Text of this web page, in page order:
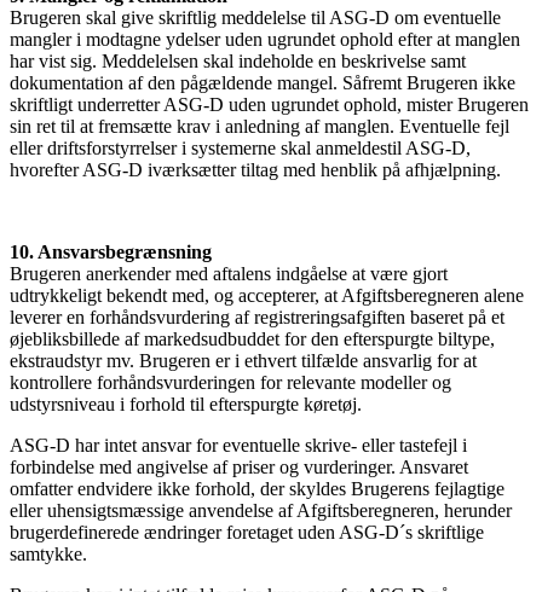
Brugeren skal give skriftlig meddelelse til ASG-D om eventuelle
mangler i modtagne ydelser uden ugrundet ophold efter at manglen
har vist sig. Meddelelsen skal indeholde en beskrivelse samt
dokumentation af den pågældende mangel. Såfremt Brugeren ikke
skriftligt underretter ASG-D uden ugrundet ophold, mister Brugeren
sin ret til at fremsætte krav i anledning af manglen. Eventuelle fejl
eller driftsforstyrrelser i systemerne skal anmeldestil ASG-D,
hvorefter ASG-D iværksætter tiltag med henblik på afhjælpning.
10. Ansvarsbegrænsning
Brugeren anerkender med aftalens indgåelse at være gjort
udtrykkeligt bekendt med, og accepterer, at Afgiftsberegneren alene
leverer en forhåndsvurdering af registreringsafgiften baseret på et
øjebliksbillede af markedsudbuddet for den efterspurgte biltype,
ekstraudstyr mv. Brugeren er i ethvert tilfælde ansvarlig for at
kontrollere forhåndsvurderingen for relevante modeller og
udstyrsniveau i forhold til efterspurgte køretøj.
ASG-D har intet ansvar for eventuelle skrive- eller tastefejl i
forbindelse med angivelse af priser og vurderinger. Ansvaret
omfatter endvidere ikke forhold, der skyldes Brugerens fejlagtige
eller uhensigtsmæssige anvendelse af Afgiftsberegneren, herunder
brugerdefinerede ændringer foretaget uden ASG-D´s skriftlige
samtykke.